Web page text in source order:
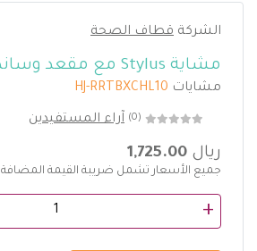
الشركة قطاف الصحة
مشاية Stylus مع مقعد وساند للظهر
مشايات HJ-RRTBXCHL10
(0) آراء المستفيدين
ريال 1,725.00
جميع الأسعار تشمل ضريبة القيمة المضافة
+